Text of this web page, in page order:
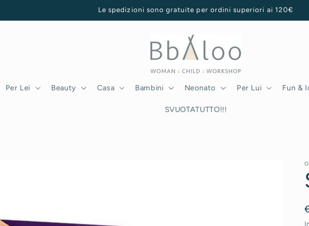
Le spedizioni sono gratuite per ordini superiori ai 120€
Per Lei Beauty Casa Bambini Neonato Per Lui Fun &
SVUOTATUTTO!!!